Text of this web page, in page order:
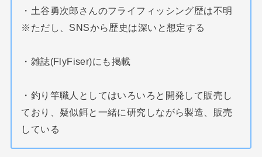
・土谷勇次郎さんのフライフィッシング歴は不明
※ただし、SNSから歴史は深いと想定する
・雑誌(FlyFiser)にも掲載
・釣り竿職人としてはいろいろと開発して販売し
ており、疑似餌と一緒に研究しながら製造、販売
している